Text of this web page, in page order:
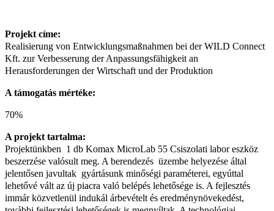
Projekt címe:
Realisierung von Entwicklungsmaßnahmen bei der WILD Connect
Kft. zur Verbesserung der Anpassungsfähigkeit an
Herausforderungen der Wirtschaft und der Produktion
A támogatás mértéke:
70%
A projekt tartalma:
Projektünkben 1 db Komax MicroLab 55 Csiszolati labor eszköz
beszerzése valósult meg. A berendezés üzembe helyezése által
jelentősen javultak gyártásunk minőségi paraméterei, egyúttal
lehetővé vált az új piacra való belépés lehetősége is. A fejlesztés
immár közvetlenül indukál árbevételt és eredménynövekedést,